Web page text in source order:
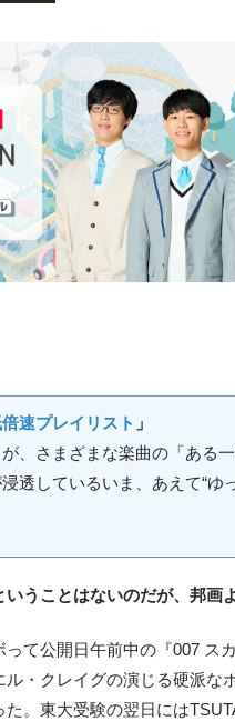
速プレイリスト 」
、さまざまな楽曲の「ある
透しているいま、あえて“ゆ
うことはないのだが、邦画
て公開日午前中の『007 ス
・クレイグの演じる硬派な
。東大受験の翌日には